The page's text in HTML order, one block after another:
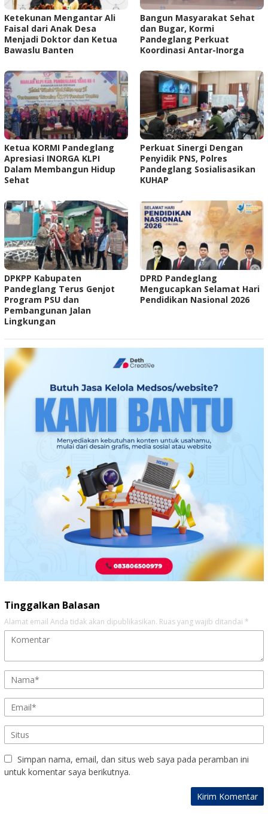
Ketekunan Mengantar Ali
Faisal dari Anak Desa
Menjadi Doktor dan Ketua
Bawaslu Banten
Bangun Masyarakat Sehat
dan Bugar, Kormi
Pandeglang Perkuat
Koordinasi Antar-Inorga
Ketua KORMI Pandeglang
Apresiasi INORGA KLPI
Dalam Membangun Hidup
Sehat
Perkuat Sinergi Dengan
Penyidik PNS, Polres
Pandeglang Sosialisasikan
KUHAP
DPKPP Kabupaten
Pandeglang Terus Genjot
Program PSU dan
Pembangunan Jalan
Lingkungan
DPRD Pandeglang
Mengucapkan Selamat Hari
Pendidikan Nasional 2026
Tinggalkan Balasan
Alamat email Anda tidak akan dipublikasikan. Ruas yang wajib ditandai *
Simpan nama, email, dan situs web saya pada peramban ini
untuk komentar saya berikutnya.